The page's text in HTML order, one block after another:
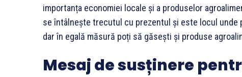
importanța economiei locale și a produselor
se întâlnește trecutul cu prezentul și este locul
dar în egală măsură poți să găsești și produse
Mesaj de susținere